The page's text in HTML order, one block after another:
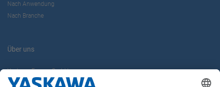
Nach Anwendung
Nach Branche
Über uns
Yaskawa Europe GmbH
Karriere